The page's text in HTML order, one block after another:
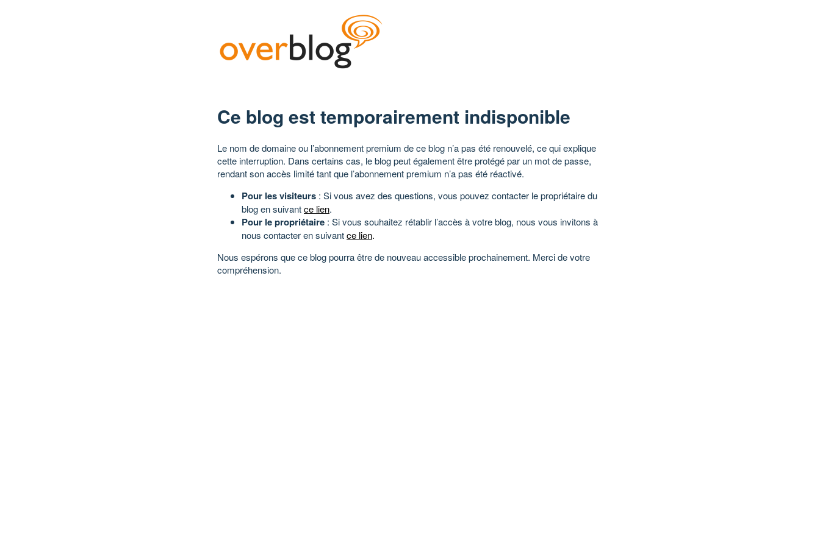
Ce blog est temporairement indisponible
Le nom de domaine ou l’abonnement premium de ce blog n’a pas été renouvelé, ce qui explique
cette interruption. Dans certains cas, le blog peut également être protégé par un mot de passe,
rendant son accès limité tant que l’abonnement premium n’a pas été réactivé.
Pour les visiteurs : Si vous avez des questions, vous pouvez contacter le propriétaire du
blog en suivantce lien.
Pour le propriétaire : Si vous souhaitez rétablir l’accès à votre blog, nous vous invitons à
nous contacter en suivantce lien.
Nous espérons que ce blog pourra être de nouveau accessible prochainement. Merci de votre
compréhension.